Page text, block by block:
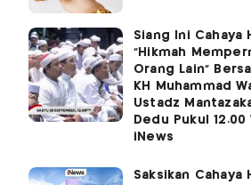
Siang Ini Cahaya
"Hikmah
Orang Lain"
KH Muhammad
Ustadz
Dedu Pukul 12.00
iNews
Saksikan